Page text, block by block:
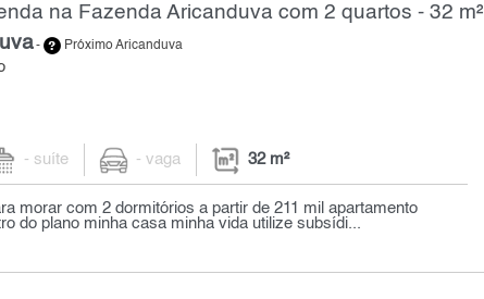
na Fazenda Aricanduva com 2 quartos - 32 m²
- Próximo Aricanduva
- suíte - vaga 32 m²
morar com 2 dormitórios a partir de 211 mil apartamento
do plano minha casa minha vida utilize subsídi...